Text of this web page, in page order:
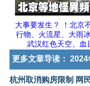
大事要发生？ ！北京
行物、火流星、大雨
武汉红色天空、血
更多文章导读： 2024
杭州取消购房限制 网